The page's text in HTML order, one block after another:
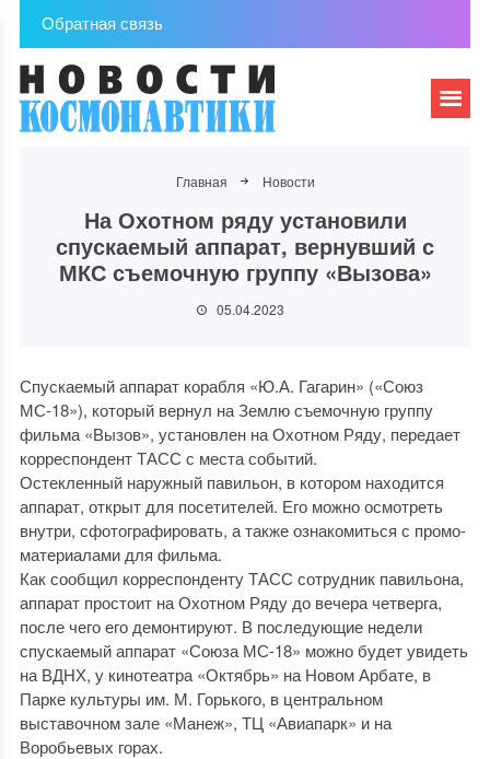
Обратная связь
Главная Новости
На Охотном ряду установили
спускаемый аппарат, вернувший с
МКС съемочную группу «Вызова»
05.04.2023
Спускаемый аппарат корабля «Ю.А. Гагарин» («Союз
МС-18»), который вернул на Землю съемочную группу
фильма «Вызов», установлен на Охотном Ряду, передает
корреспондент ТАСС с места событий.
Остекленный наружный павильон, в котором находится
аппарат, открыт для посетителей. Его можно осмотреть
внутри, сфотографировать, а также ознакомиться с промо-
материалами для фильма.
Как сообщил корреспонденту ТАСС сотрудник павильона,
аппарат простоит на Охотном Ряду до вечера четверга,
после чего его демонтируют. В последующие недели
спускаемый аппарат «Союза МС-18» можно будет увидеть
на ВДНХ, у кинотеатра «Октябрь» на Новом Арбате, в
Парке культуры им. М. Горького, в центральном
выставочном зале «Манеж», ТЦ «Авиапарк» и на
Воробьевых горах.